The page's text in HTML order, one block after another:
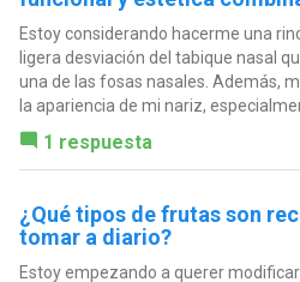
Estoy considerando hacerme una
ligera desviación del tabique nasal
una de las fosas nasales. Además,
la apariencia de mi nariz,
1 respuesta
¿Qué tipos de frutas son
tomar a diario?
Estoy empezando a querer